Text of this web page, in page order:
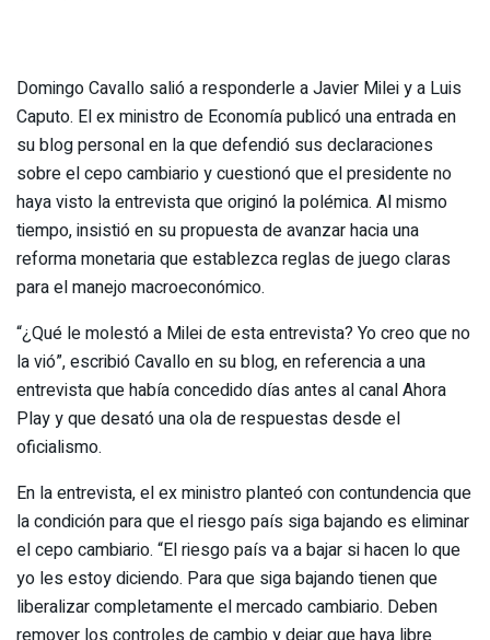
Domingo Cavallo salió a responderle a Javier Milei y a Luis
Caputo. El ex ministro de Economía publicó una entrada en
su blog personal en la que defendió sus declaraciones
sobre el cepo cambiario y cuestionó que el presidente no
haya visto la entrevista que originó la polémica. Al mismo
tiempo, insistió en su propuesta de avanzar hacia una
reforma monetaria que establezca reglas de juego claras
para el manejo macroeconómico.
“¿Qué le molestó a Milei de esta entrevista? Yo creo que no
la vió”, escribió Cavallo en su blog, en referencia a una
entrevista que había concedido días antes al canal Ahora
Play y que desató una ola de respuestas desde el
oficialismo.
En la entrevista, el ex ministro planteó con contundencia que
la condición para que el riesgo país siga bajando es eliminar
el cepo cambiario. “El riesgo país va a bajar si hacen lo que
yo les estoy diciendo. Para que siga bajando tienen que
liberalizar completamente el mercado cambiario. Deben